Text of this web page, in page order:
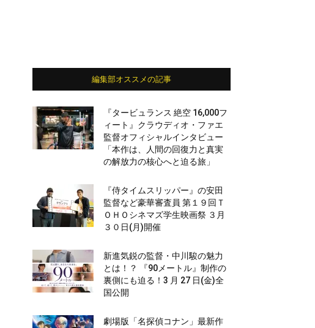
編集部オススメの記事
『タービュランス 絶空 16,000フ
ィート』クラウディオ・ファエ
監督オフィシャルインタビュー
「本作は、人間の回復力と真実
の解放力の核心へと迫る旅」
『侍タイムスリッパー』の安田
監督など豪華審査員 第１９回Ｔ
ＯＨＯシネマズ学生映画祭 ３月
３０日(月)開催
新進気鋭の監督・中川駿の魅力
とは！？ 『90メートル』制作の
裏側にも迫る！3 月 27 日(金)全
国公開
劇場版「名探偵コナン」最新作